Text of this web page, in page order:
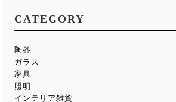
CATEGORY
陶器
ガラス
家具
照明
インテリア雑貨